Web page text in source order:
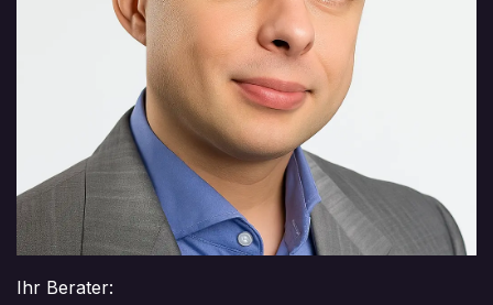
Ihr Berater: